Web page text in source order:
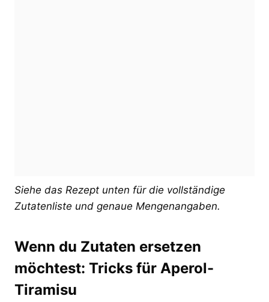
Siehe das Rezept unten für die vollständige
Zutatenliste und genaue Mengenangaben.
Wenn du Zutaten ersetzen
möchtest: Tricks für Aperol-
Tiramisu